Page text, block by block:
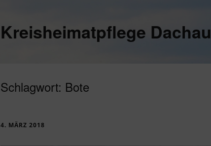
Kreisheimatpflege Dachau
Schlagwort: Bote
4. MÄRZ 2018